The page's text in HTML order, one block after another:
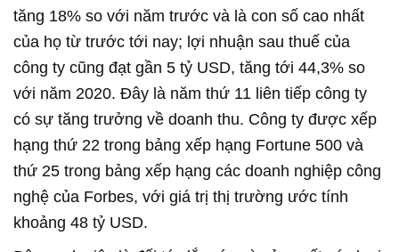
tăng 18% so với năm trước và là con số cao nhất
của họ từ trước tới nay; lợi nhuận sau thuế của
công ty cũng đạt gần 5 tỷ USD, tăng tới 44,3% so
với năm 2020. Đây là năm thứ 11 liên tiếp công ty
có sự tăng trưởng về doanh thu. Công ty được xếp
hạng thứ 22 trong bảng xếp hạng Fortune 500 và
thứ 25 trong bảng xếp hạng các doanh nghiệp công
nghệ của Forbes, với giá trị thị trường ước tính
khoảng 48 tỷ USD.